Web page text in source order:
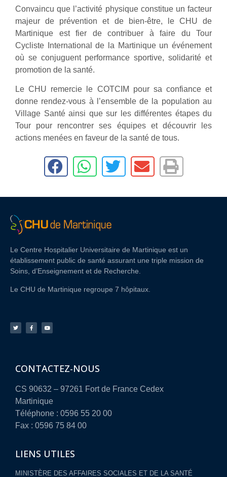
Convaincu que l’activité physique constitue un facteur
majeur de prévention et de bien-être, le CHU de
Martinique est fier de contribuer à faire du Tour
Cycliste International de la Martinique un événement
où se conjuguent performance sportive, solidarité et
promotion de la santé.
Le CHU remercie le COTCIM pour sa confiance et
donne rendez-vous à l’ensemble de la population au
Village Santé ainsi que sur les différentes étapes du
Tour pour rencontrer ses équipes et découvrir les
actions menées en faveur de la santé de tous.
Le Centre Hospitalier Universitaire de Martinique est un
établissement public de santé assurant une triple mission de
Soins, d’Enseignement et de Recherche.
Le CHU de Martinique regroupe 7 hôpitaux.
CONTACTEZ-NOUS
CS 90632 – 97261 Fort de France Cedex
Martinique
Téléphone : 0596 55 20 00
Fax : 0596 75 84 00
LIENS UTILES
MINISTÈRE DES AFFAIRES SOCIALES ET DE LA SANTÉ